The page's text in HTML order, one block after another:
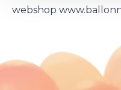
webshop